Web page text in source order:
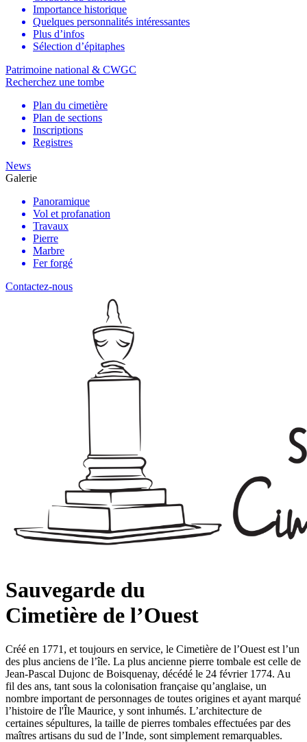
Importance historique
Quelques personnalités intéressantes
Plus d’infos
Sélection d’épitaphes
Patrimoine national & CWGC
Recherchez une tombe
Plan du cimetière
Plan de sections
Inscriptions
Registres
News
Galerie
Panoramique
Vol et profanation
Travaux
Pierre
Marbre
Fer forgé
Contactez-nous
Sauvegarde du
Cimetière de l’Ouest
Créé en 1771, et toujours en service, le Cimetière de l’Ouest est l’un
des plus anciens de l’île. La plus ancienne pierre tombale est celle de
Jean-Pascal Dujonc de Boisquenay, décédé le 24 février 1774. Au
fil des ans, tant sous la colonisation française qu’anglaise, un
nombre important de personnages de toutes origines et ayant marqué
l’histoire de l'Île Maurice, y sont inhumés. L’architecture de
certaines sépultures, la taille de pierres tombales effectuées par des
maîtres artisans du sud de l’Inde, sont simplement remarquables.